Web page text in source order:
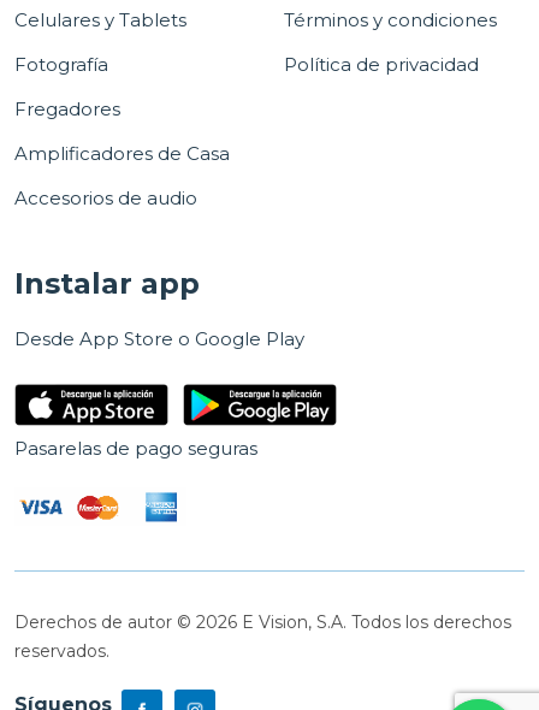
Celulares y Tablets
Fotografía
Fregadores
Amplificadores de Casa
Accesorios de audio
Términos y condiciones
Política de privacidad
Instalar app
Desde App Store o Google Play
Pasarelas de pago seguras
Derechos de autor © 2026 E Vision, S.A. Todos los derechos
reservados.
Síguenos